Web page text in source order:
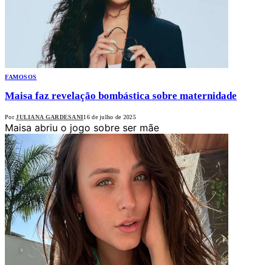
FAMOSOS
Maisa faz revelação bombástica sobre maternidade
Por JULIANA GARDESANI16 de julho de 2025
Maisa abriu o jogo sobre ser mãe